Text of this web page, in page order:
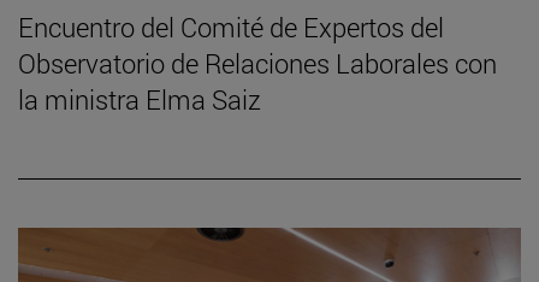
Encuentro del Comité de Expertos del
Observatorio de Relaciones Laborales con
la ministra Elma Saiz